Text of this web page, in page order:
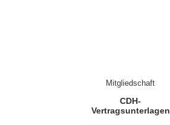
Mitgliedschaft
CDH-
Vertragsunterlagen